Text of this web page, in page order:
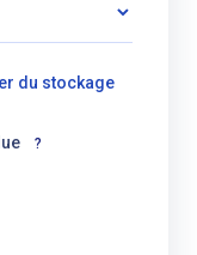
du stockage
?